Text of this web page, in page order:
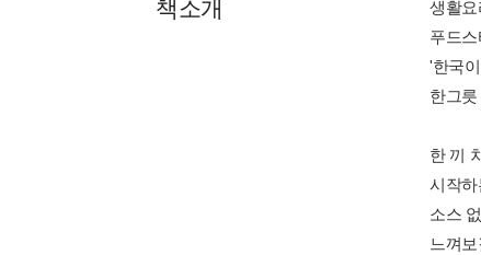
책소개
생활
푸드
'한국
한그
한 끼
시작
소스
느껴